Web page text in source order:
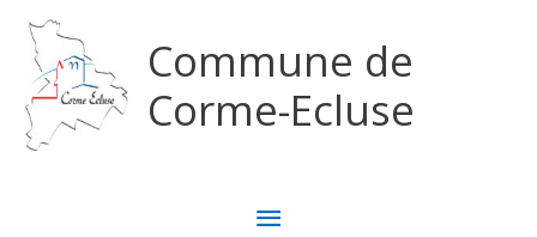
Commune de
Corme-Ecluse
MENU